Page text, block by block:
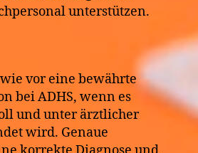
unterstützen.
vor eine bewährte
bei ADHS, wenn es
und unter ärztlicher
wird. Genaue